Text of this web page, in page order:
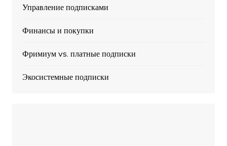
Управление подписками
Финансы и покупки
Фримиум vs. платные подписки
Экосистемные подписки